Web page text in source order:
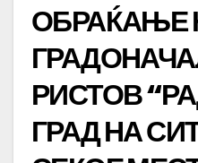
ОБРАЌАЊЕ
РИСТОВ
ГРАД НА